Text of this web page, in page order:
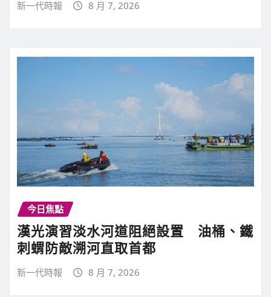
新一代時報 8 月 7, 2026
今日焦點
漢光演習淡水河道阻絕設置 油桶、鐵
刺蝟防敵溯河直取首都
新一代時報 8 月 7, 2026